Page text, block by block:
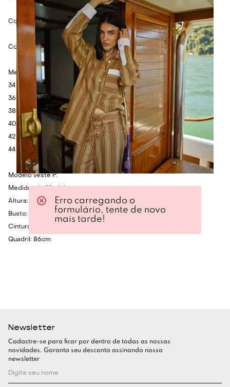
Cor: Roxo.
Composição: 95% Poliamida e 5% Elastano.
Medidas:
34 - Busto: 72cm - Cintura: 62cm - Comprimento: 55cm.
36- Busto: 76cm - Cintura: 66cm - Comprimento: 55cm.
38- Busto: 80cm - Cintura: 70cm - Comprimento: 57cm.
40 - Busto: 84cm - Cintura: 74cm - Comprimento: 59cm.
42 - Busto: 88cm - Cintura: 78cm - Comprimento: 61cm.
44 - Busto: 92cm - Cintura: 82cm - Comprimento: 63cm.
Modelo veste P.
Medidas da Modelo:
Altura: 1.75cm
Busto: 80cm
Cintura: 60cm
Quadril: 86cm
Newsletter
Cadastre-se para ficar por dentro de todas as nossas
novidades. Garanta seu desconto assinando nossa
newsletter
Erro carregando o
formulário, tente de novo
mais tarde!